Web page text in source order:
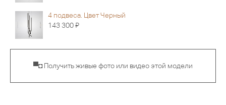
4 подвеса. Цвет Черный
143 300Я
▀◘ Получить живые фото или видео этой модели